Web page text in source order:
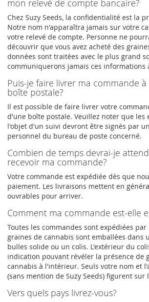
mon relevé de compte bancaire?
Chez Suzy Seeds, la confidentialité est la
Notre nom n'apparaîtra jamais sur votre
votre relevé de compte. Personne ne
découvrir que vous avez acheté des
données sont traitées avec le plus grand
communiquerons jamais ces informations
Puis-je faire livrer ma commande à
boîte postale?
Il est possible de faire livrer votre
d'une boîte postale. Veuillez noter que les
l'objet d'un suivi devront être signés par
personnel du bureau de poste concerné.
Combien de temps devrai-je
recevoir ma commande?
Votre commande est expédiée dès que
paiement. Les livraisons mettent en
ouvrables pour arriver.
Comment ma commande est-elle
Toutes les commandes sont expédiées par
graines de cannabis sont emballées dans
bulles solide ou un colis. L'extérieur du
indication pouvant révéler la présence de
cannabis à l'intérieur. Seuls votre nom et
(sans mention de Suzy Seeds) figurent sur
Vers quels pays livrez-vous?